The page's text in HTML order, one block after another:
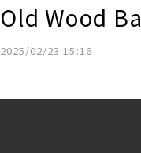
Old Wood
2025/02/23 15:16